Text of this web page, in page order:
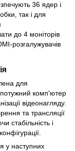
36 ядер і
так і для
до 4 моніторів
розгалужувачів
для
потужний комп'ютер
відеонагляду.
та трансляції
стабільність і
у наступних